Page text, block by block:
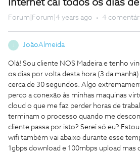
Internet cai todos os dias
Forum|Forum|4 years ago 4
JoãoAlmeida
Olá! Sou cliente NOS Madeira e tenho
os dias por volta desta hora (3 da
cerca de 30 segundos. Algo
perco a conexão às minhas maquinas
cloud o que me faz perder horas de
terminam o processo quando me
cliente passa por isto? Serei só eu?
wifi também vai abaixo durante esse
1gbps download e 100mbps upload mas